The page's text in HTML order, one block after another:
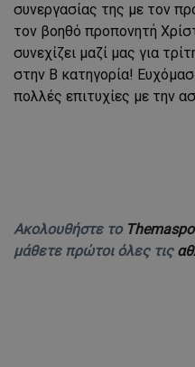
συνεργασίας της με τον
τον βοηθό προπονητή
συνεχίζει μαζί μας για
στην Β κατηγορία!
πολλές επιτυχίες με την
Ακολουθήστε το
μάθετε πρώτοι όλες τις